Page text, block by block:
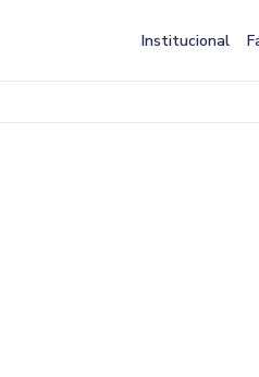
Institucional